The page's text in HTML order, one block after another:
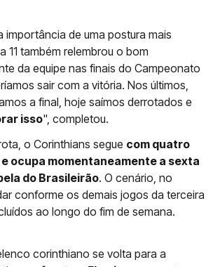
importância de uma postura mais
11 também relembrou o bom
da equipe nas finais do Campeonato
sair com a vitória. Nos últimos,
a final, hoje saímos derrotados e
isso", completou.
o Corinthians segue com quatro
ocupa momentaneamente a sexta
do Brasileirão. O cenário, no
conforme os demais jogos da terceira
ao longo do fim de semana.
corinthiano se volta para a